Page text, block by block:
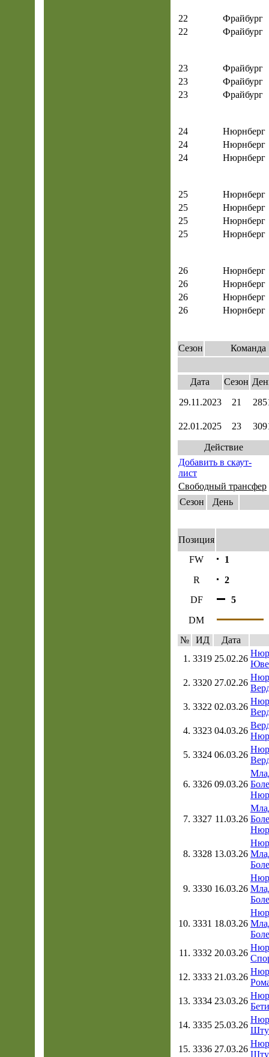
22
Фрайбург
22
Фрайбург
23
Фрайбург
23
Фрайбург
23
Фрайбург
24
Нюрнберг
24
Нюрнберг
24
Нюрнберг
25
Нюрнберг
25
Нюрнберг
25
Нюрнберг
25
Нюрнберг
26
Нюрнберг
26
Нюрнберг
26
Нюрнберг
26
Нюрнберг
Сезон Команда
Дата Сезон
29.11.2023
21
22.01.2025 23
Действие
Добавить в скаут-
лист
Свободный трансфер
Сезон
День
Позиция
FW
1
R
2
DF
5
DM
№
ИД
Дата
1. 3319 25.02.26
2. 3320 27.02.26
3. 3322 02.03.26
4. 3323 04.03.26
5. 3324 06.03.26
6. 3326 09.03.26
7. 3327 11.03.26
8. 3328 13.03.26
9. 3330 16.03.26
10. 3331 18.03.26
11. 3332 20.03.26
12. 3333 21.03.26
13. 3334 23.03.26
14. 3335 25.03.26
15. 3336 27.03.26